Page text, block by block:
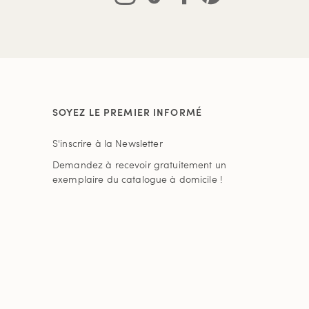
SOYEZ LE PREMIER INFORMÉ
S'inscrire à la Newsletter
Demandez à recevoir gratuitement un
exemplaire du catalogue à domicile !